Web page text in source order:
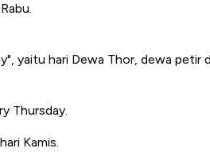
yaitu hari Dewa Thor, dewa petir
Thursday.
Kamis.